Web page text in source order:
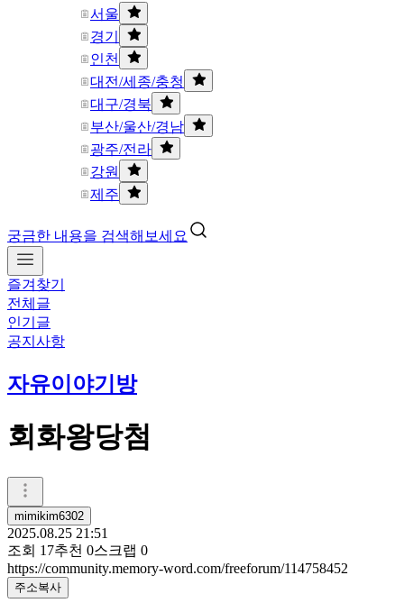
서울
경기
인천
대전/세종/충청
대구/경북
부산/울산/경남
광주/전라
강원
제주
궁금한 내용을 검색해보세요
즐겨찾기
전체글
인기글
공지사항
자유이야기방
회화왕당첨
mimikim6302
2025.08.25 21:51
조회 17추천 0스크랩 0
https://community.memory-word.com/freeforum/114758452
주소복사